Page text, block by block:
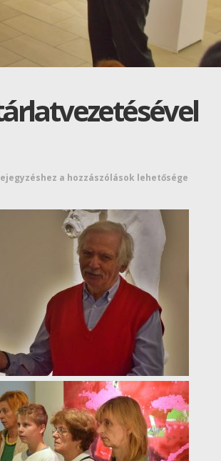
a hozzászólások lehetősége